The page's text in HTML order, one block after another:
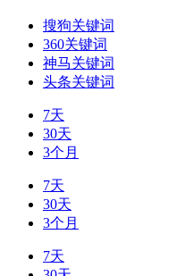
搜狗关键词
360关键词
神马关键词
头条关键词
7天
30天
3个月
7天
30天
3个月
7天